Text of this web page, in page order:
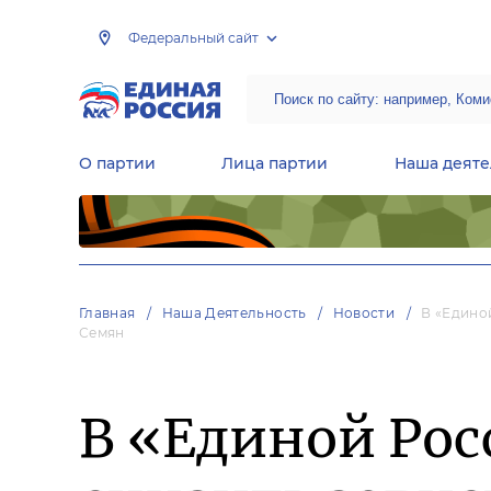
Федеральный сайт
О партии Лица партии Наша
Главная Наша Деятельность Новости
В
Семян
В «Единой